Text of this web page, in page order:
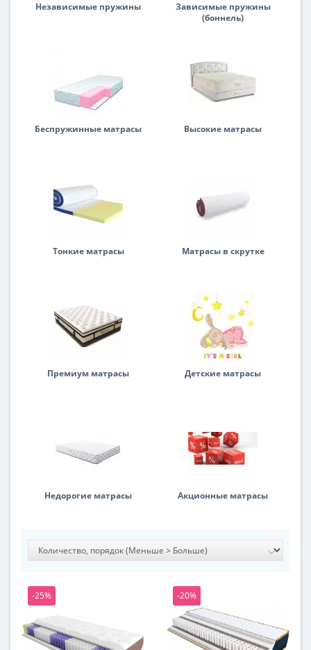
Независимые пружины
Зависимые пружины
(боннель)
Беспружинные матрасы Высокие матрасы
Тонкие матрасы Матрасы в скрутке
Премиум матрасы Детские матрасы
Недорогие матрасы Акционные матрасы
-25% -20%